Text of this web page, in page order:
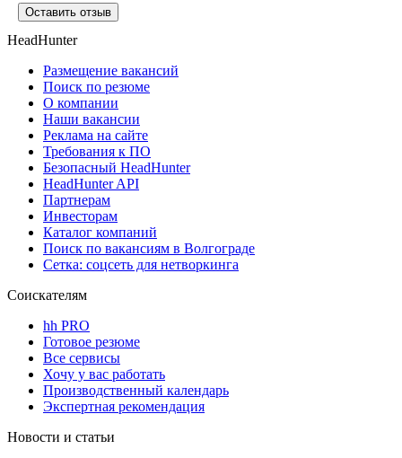
Оставить отзыв
HeadHunter
Размещение вакансий
Поиск по резюме
О компании
Наши вакансии
Реклама на сайте
Требования к ПО
Безопасный HeadHunter
HeadHunter API
Партнерам
Инвесторам
Каталог компаний
Поиск по вакансиям в Волгограде
Сетка: соцсеть для нетворкинга
Соискателям
hh PRO
Готовое резюме
Все сервисы
Хочу у вас работать
Производственный календарь
Экспертная рекомендация
Новости и статьи